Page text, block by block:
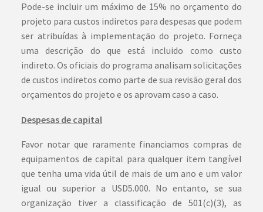
Pode-se incluir um máximo de 15% no orçamento do
projeto para custos indiretos para despesas que podem
ser atribuídas à implementação do projeto. Forneça
uma descrição do que está incluido como custo
indireto. Os oficiais do programa analisam solicitações
de custos indiretos como parte de sua revisão geral dos
orçamentos do projeto e os aprovam caso a caso.
Despesas de capital
Favor notar que raramente financiamos compras de
equipamentos de capital para qualquer item tangível
que tenha uma vida útil de mais de um ano e um valor
igual ou superior a USD5.000. No entanto, se sua
organização tiver a classificação de 501(c)(3), as